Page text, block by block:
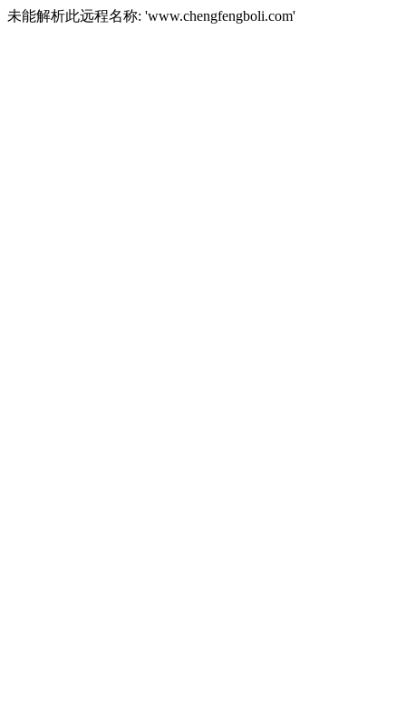
未能解析此远程名称: 'www.chengfengboli.com'